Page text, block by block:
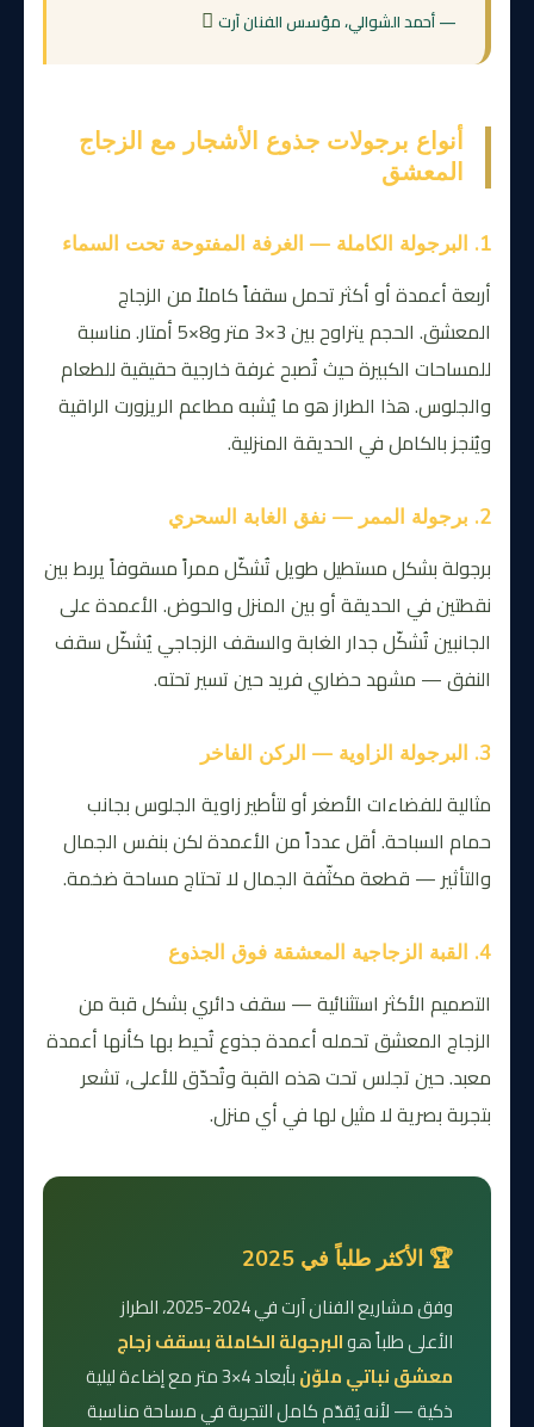
— أحمد الشوالي، مؤسس الفنان آرت
أنواع برجولات جذوع الأشجار مع الزجاج
المعشق
1. البرجولة الكاملة — الغرفة المفتوحة تحت السماء
أربعة أعمدة أو أكثر تحمل سقفاً كاملاً من الزجاج
المعشق. الحجم يتراوح بين 3×3 متر و8×5 أمتار. مناسبة
للمساحات الكبيرة حيث تُصبح غرفة خارجية حقيقية للطعام
والجلوس. هذا الطراز هو ما يُشبه مطاعم الريزورت الراقية
ويُنجز بالكامل في الحديقة المنزلية.
2. برجولة الممر — نفق الغابة السحري
برجولة بشكل مستطيل طويل تُشكّل ممراً مسقوفاً يربط بين
نقطتين في الحديقة أو بين المنزل والحوض. الأعمدة على
الجانبين تُشكّل جدار الغابة والسقف الزجاجي يُشكّل سقف
النفق — مشهد حضاري فريد حين تسير تحته.
3. البرجولة الزاوية — الركن الفاخر
مثالية للفضاءات الأصغر أو لتأطير زاوية الجلوس بجانب
حمام السباحة. أقل عدداً من الأعمدة لكن بنفس الجمال
والتأثير — قطعة مكثّفة الجمال لا تحتاج مساحة ضخمة.
4. القبة الزجاجية المعشقة فوق الجذوع
التصميم الأكثر استثنائية — سقف دائري بشكل قبة من
الزجاج المعشق تحمله أعمدة جذوع تُحيط بها كأنها أعمدة
معبد. حين تجلس تحت هذه القبة وتُحدّق للأعلى، تشعر
بتجربة بصرية لا مثيل لها في أي منزل.
🏆 الأكثر طلباً في 2025
وفق مشاريع الفنان آرت في 2024-2025، الطراز
الأعلى طلباً هوالبرجولة الكاملة بسقف زجاج
معشق نباتي ملوّن
بأبعاد 4×3 متر مع إضاءة ليلية
ذكية — لأنه يُقدّم كامل التجربة في مساحة مناسبة